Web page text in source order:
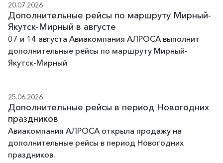
20.07.2026
Дополнительные рейсы по маршруту Мирный-
Якутск-Мирный в августе
07 и 14 августа Авиакомпания АЛРОСА выполнит
дополнительные рейсы по маршруту Мирный-
Якутск-Мирный
25.06.2026
Дополнительные рейсы в период Новогодних
праздников
Авиакомпания АЛРОСА открыла продажу на
дополнительные рейсы в период Новогодних
праздников.